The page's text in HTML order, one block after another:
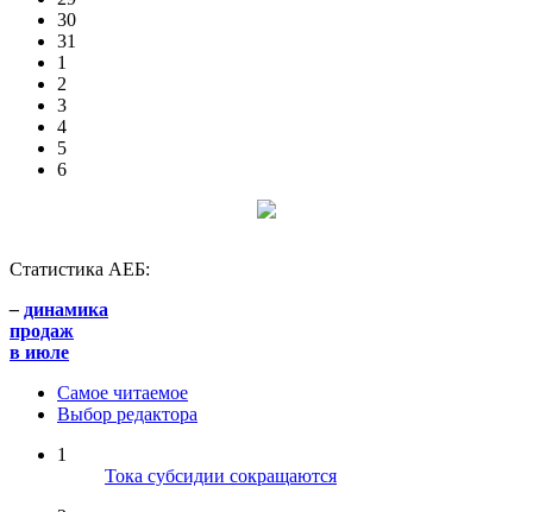
30
31
1
2
3
4
5
6
Статистика АЕБ:
– динамика
продаж
в июле
Самое читаемое
Выбор редактора
1
Тока субсидии сокращаются